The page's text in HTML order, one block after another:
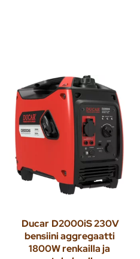
Ducar D2000iS 230V
bensiini aggregaatti
1800W renkailla ja